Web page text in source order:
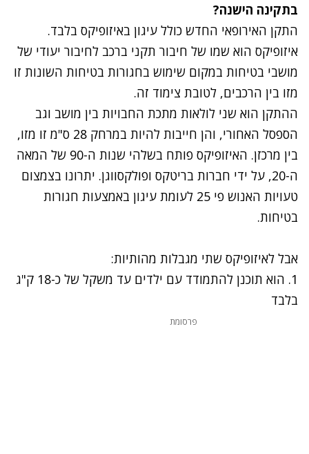
בתקינה הישנה?
התקן האירופאי החדש כולל עיגון באיזופיקס בלבד.
איזופיקס הוא שמו של חיבור תקני ברכב לחיבור יעודי של
מושבי בטיחות במקום שימוש בחגורות בטיחות השונות זו
מזו בין הרכבים, לטובת צימוד זה.
ההתקן הוא שני לולאות מתכת החבויות בין מושב וגב
הספסל האחורי, והן חייבות להיות במרחק 28 ס"מ זו מזו,
בין מרכזן. האיזופיקס פותח בשלהי שנות ה-90 של המאה
ה-20, על ידי חברות בריטקס ופולקסווגן. יתרונו בצמצום
טעויות האנוש פי 25 לעומת עיגון באמצעות חגורות
בטיחות.
אבל לאיזופיקס שתי מגבלות מהותיות:
1. הוא תוכנן להתמודד עם ילדים עד משקל של כ-18 ק"ג
בלבד
פרסומת